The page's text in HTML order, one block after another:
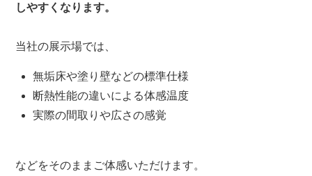
しやすくなります。
当社の展示場では、
無垢床や塗り壁などの標準仕様
断熱性能の違いによる体感温度
実際の間取りや広さの感覚
などをそのままご体感いただけます。